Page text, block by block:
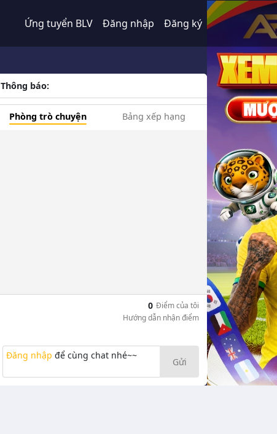
Ứng tuyển BLV Đăng nhập Đăng ký
Thông báo:
Phòng trò chuyện Bảng xếp hạng
0 Điểm của tôi
Hướng dẫn nhận điểm
Đăng nhập để cùng chat nhé~~
Gửi